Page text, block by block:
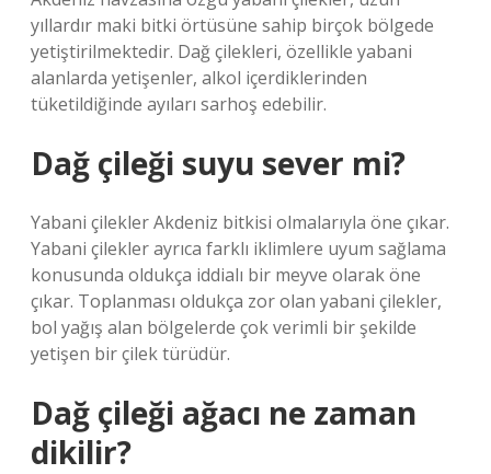
yıllardır maki bitki örtüsüne sahip birçok bölgede
yetiştirilmektedir. Dağ çilekleri, özellikle yabani
alanlarda yetişenler, alkol içerdiklerinden
tüketildiğinde ayıları sarhoş edebilir.
Dağ çileği suyu sever mi?
Yabani çilekler Akdeniz bitkisi olmalarıyla öne çıkar.
Yabani çilekler ayrıca farklı iklimlere uyum sağlama
konusunda oldukça iddialı bir meyve olarak öne
çıkar. Toplanması oldukça zor olan yabani çilekler,
bol yağış alan bölgelerde çok verimli bir şekilde
yetişen bir çilek türüdür.
Dağ çileği ağacı ne zaman
dikilir?